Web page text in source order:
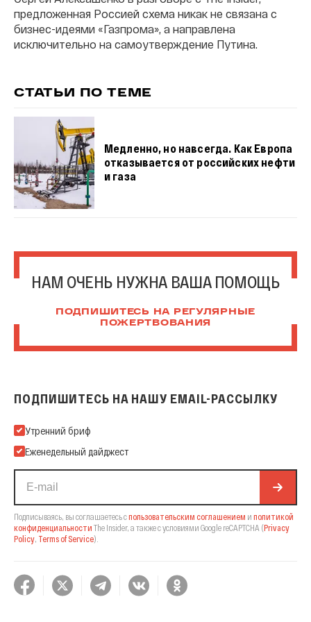
предложенная Россией схема никак не связана с
бизнес-идеями «Газпрома», а направлена
исключительно на самоутверждение Путина.
СТАТЬИ ПО ТЕМЕ
Медленно, но навсегда. Как Европа
отказывается от российских нефти
и газа
НАМ ОЧЕНЬ НУЖНА ВАША ПОМОЩЬ
ПОДПИШИТЕСЬ НА РЕГУЛЯРНЫЕ
ПОЖЕРТВОВАНИЯ
ПОДПИШИТЕСЬ НА НАШУ EMAIL-РАССЫЛКУ
Подпишитесь на нашу Email-рассылку
Утренний бриф
Еженедельный дайджест
Подписываясь, вы соглашаетесь спользовательским соглашением и политикой
конфиденциальности The Insider, а также с условиями Google reCAPTCHA (Privacy
Policy, Terms of Service).